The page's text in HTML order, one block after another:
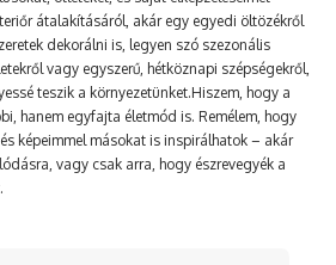
átalakításáról, akár egy egyedi öltözékről
dekorálni is, legyen szó szezonális
vagy egyszerű, hétköznapi szépségekről,
teszik a környezetünket.Hiszem, hogy a
hanem egyfajta életmód is. Remélem, hogy
képeimmel másokat is inspirálhatok – akár
vagy csak arra, hogy észrevegyék a